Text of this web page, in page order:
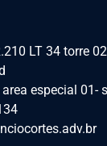
LT 34 torre
especial 01-